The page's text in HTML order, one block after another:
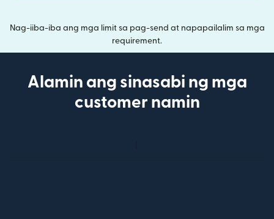
Nag-iiba-iba ang mga limit sa pag-send at napapailalim sa mga
requirement.
Alamin ang sinasabi ng mga
customer namin